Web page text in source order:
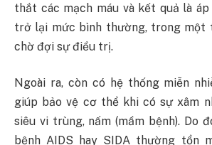
thắt các mạch máu và kết quả là
trở lại mức bình thường, trong một
chờ đợi sự điều trị.
Ngoài ra, còn có hệ thống miễn
giúp bảo vệ cơ thể khi có sự xâm
siêu vi trùng, nấm (mầm bệnh). Do
bệnh AIDS hay SIDA thường tổn